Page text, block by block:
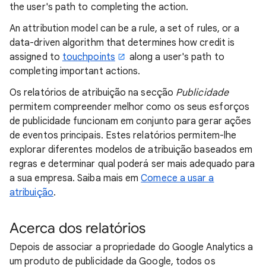
the user's path to completing the action.
An attribution model can be a rule, a set of rules, or a
data-driven algorithm that determines how credit is
assigned to touchpoints
along a user's path to
completing important actions.
Os relatórios de atribuição na secção Publicidade
permitem compreender melhor como os seus esforços
de publicidade funcionam em conjunto para gerar ações
de eventos principais. Estes relatórios permitem-lhe
explorar diferentes modelos de atribuição baseados em
regras e determinar qual poderá ser mais adequado para
a sua empresa. Saiba mais emComece a usar a
atribuição.
Acerca dos relatórios
Depois de associar a propriedade do Google Analytics a
um produto de publicidade da Google, todos os